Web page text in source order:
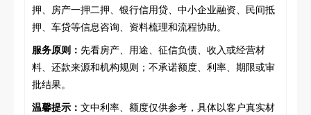
押、房产一押二押、银行信用贷、中小企业融资、民间抵
押、车贷等信息咨询、资料梳理和流程协助。
服务原则： 先看房产、用途、征信负债、收入或经营材
料、还款来源和机构规则；不承诺额度、利率、期限或审
批结果。
温馨提示： 文中利率、额度仅供参考，具体以客户真实材